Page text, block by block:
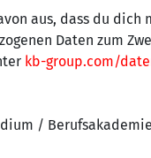
aus, dass du
Daten zum
kb-group.com/
/